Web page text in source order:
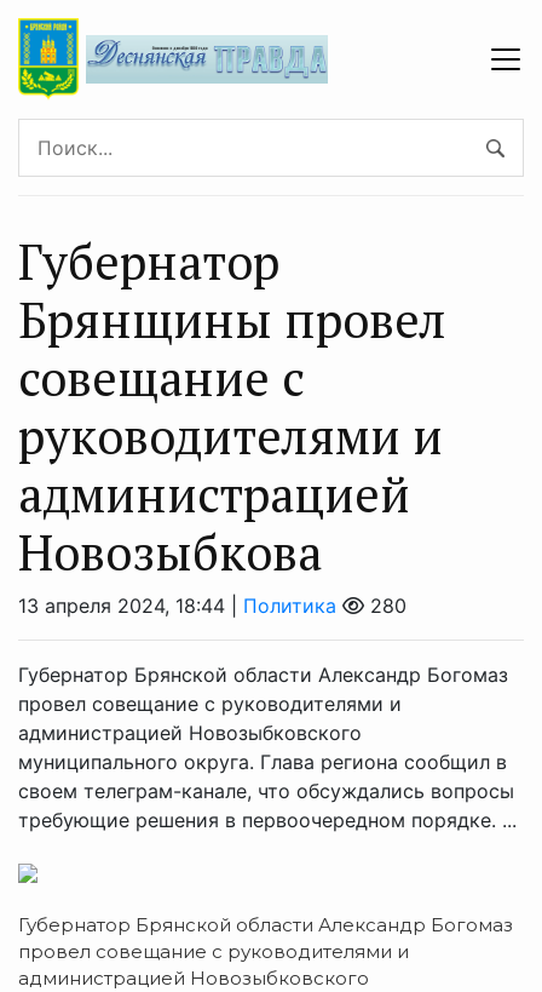
Губернатор
Брянщины провел
совещание с
руководителями и
администрацией
Новозыбкова
13 апреля 2024, 18:44 | Политика 280
Губернатор Брянской области Александр Богомаз
провел совещание с руководителями и
администрацией Новозыбковского
муниципального округа. Глава региона сообщил в
своем телеграм-канале, что обсуждались вопросы
требующие решения в первоочередном порядке. ...
Губернатор Брянской области Александр Богомаз
провел совещание с руководителями и
администрацией Новозыбковского